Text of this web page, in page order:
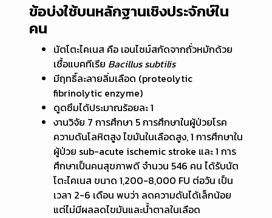
ข้อบ่งใช้บนหลักฐานเชิงประจักษ์ใน
คน
นัตโตะไคเนส คือ เอนไซม์สกัดจากถั่วหมักด้วย
เชื้อแบคทีเรีย Bacillus subtilis
มีฤทธิ์ละลายลิ่มเลือด (proteolytic
fibrinolytic enzyme)
ดูดซึมได้ประมาณร้อยละ 1
งานวิจัย 7 การศึกษา 5 การศึกษาในผู้ป่วยโรค
ความดันโลหิตสูง ไขมันในเลือดสูง, 1 การศึกษาใน
ผู้ป่วย sub-acute ischemic stroke และ 1 การ
ศึกษาเป็นคนสุขภาพดี จำนวน 546 คน ได้รับนัต
โตะไคเนส ขนาด 1,200-8,000 FU ต่อวัน เป็น
เวลา 2-6 เดือน พบว่า ลดความดันได้เล็กน้อย
แต่ไม่มีผลลดไขมันและน้ำตาลในเลือด